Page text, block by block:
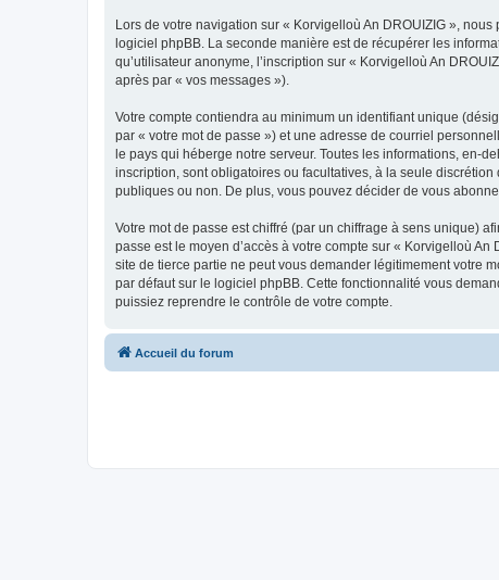
Lors de votre navigation sur « Korvigelloù An DROUIZIG »,
logiciel phpBB. La seconde manière est de récupérer les
qu’utilisateur anonyme, l’inscription sur « Korvigelloù An
après par « vos messages »).
Votre compte contiendra au minimum un identifiant unique
par « votre mot de passe ») et une adresse de courriel
le pays qui héberge notre serveur. Toutes les informations, en-
inscription, sont obligatoires ou facultatives, à la seule
publiques ou non. De plus, vous pouvez décider de vous
Votre mot de passe est chiffré (par un chiffrage à sens unique)
passe est le moyen d’accès à votre compte sur « Korvigelloù
site de tierce partie ne peut vous demander légitimement votre
par défaut sur le logiciel phpBB. Cette fonctionnalité vous
puissiez reprendre le contrôle de votre compte.
Accueil du forum